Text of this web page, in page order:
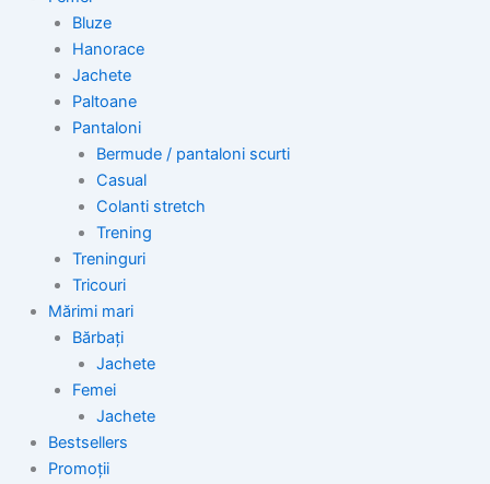
Bluze
Hanorace
Jachete
Paltoane
Pantaloni
Bermude / pantaloni scurti
Casual
Colanti stretch
Trening
Treninguri
Tricouri
Mărimi mari
Bărbați
Jachete
Femei
Jachete
Bestsellers
Promoții